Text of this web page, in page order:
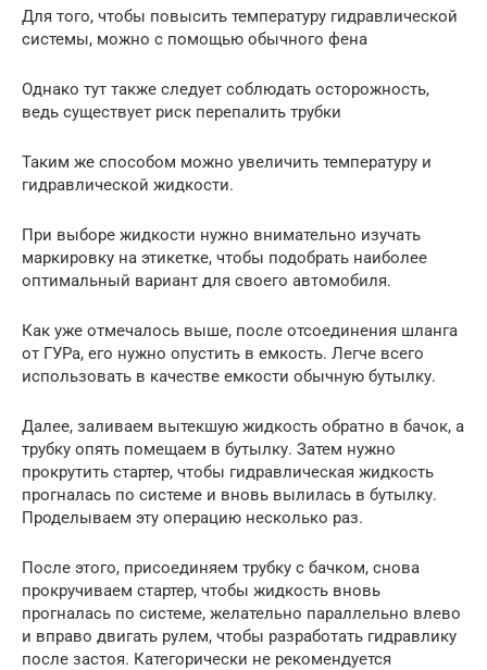
Для того, чтобы повысить температуру гидравлической
системы, можно с помощью обычного фена
Однако тут также следует соблюдать осторожность,
ведь существует риск перепалить трубки
Таким же способом можно увеличить температуру и
гидравлической жидкости.
При выборе жидкости нужно внимательно изучать
маркировку на этикетке, чтобы подобрать наиболее
оптимальный вариант для своего автомобиля.
Как уже отмечалось выше, после отсоединения шланга
от ГУРа, его нужно опустить в емкость. Легче всего
использовать в качестве емкости обычную бутылку.
Далее, заливаем вытекшую жидкость обратно в бачок, а
трубку опять помещаем в бутылку. Затем нужно
прокрутить стартер, чтобы гидравлическая жидкость
прогналась по системе и вновь вылилась в бутылку.
Проделываем эту операцию несколько раз.
После этого, присоединяем трубку с бачком, снова
прокручиваем стартер, чтобы жидкость вновь
прогналась по системе, желательно параллельно влево
и вправо двигать рулем, чтобы разработать гидравлику
после застоя. Категорически не рекомендуется